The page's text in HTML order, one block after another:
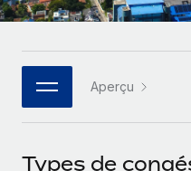
Plateforme
Connecter
Nouveau
Connectez n'importe
notre MCP
Intégrations
mesure
Entreprise
Les RH à
Partenaires
Checklists et modèles
Descriptions de postes
Português (Portugal)
日本語
한국어
Aperçu
Types de